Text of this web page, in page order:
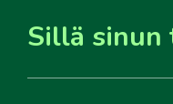
Sillä sinun